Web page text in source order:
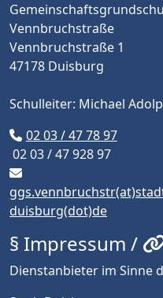
Vennbruchstraße
Vennbruchstraße 1
47178 Duisburg
Schulleiter: Michael
02 03 / 47 78 97
02 03 / 47 928 97
duisburg(dot)de
§ Impressum /
Dienstanbieter im Sinne